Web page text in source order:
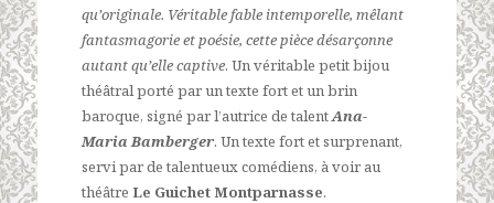
qu’originale. Véritable fable intemporelle, mêlant
fantasmagorie et poésie, cette pièce désarçonne
autant qu’elle captive. Un véritable petit bijou
théâtral porté par un texte fort et un brin
baroque, signé par l’autrice de talentAna-
Maria Bamberger. Un texte fort et surprenant,
servi par de talentueux comédiens, à voir au
théâtre Le Guichet Montparnasse.